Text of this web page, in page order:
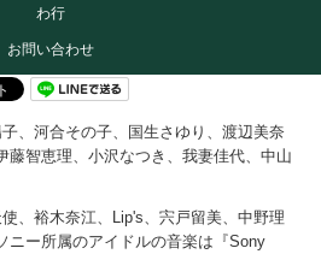
わ行
お問い合わせ
、河合その子、国生さゆり、渡辺美奈
藤智恵理、小沢なつき、我妻佳代、中山
、裕木奈江、Lip's、宍戸留美、中野理
ニー所属のアイドルの音楽は『Sony